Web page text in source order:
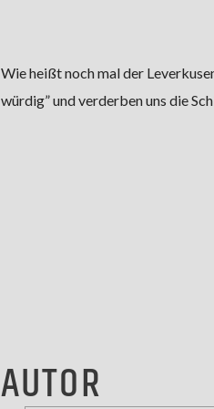
Wie heißt noch mal der
würdig” und verderben uns die
AUTOR